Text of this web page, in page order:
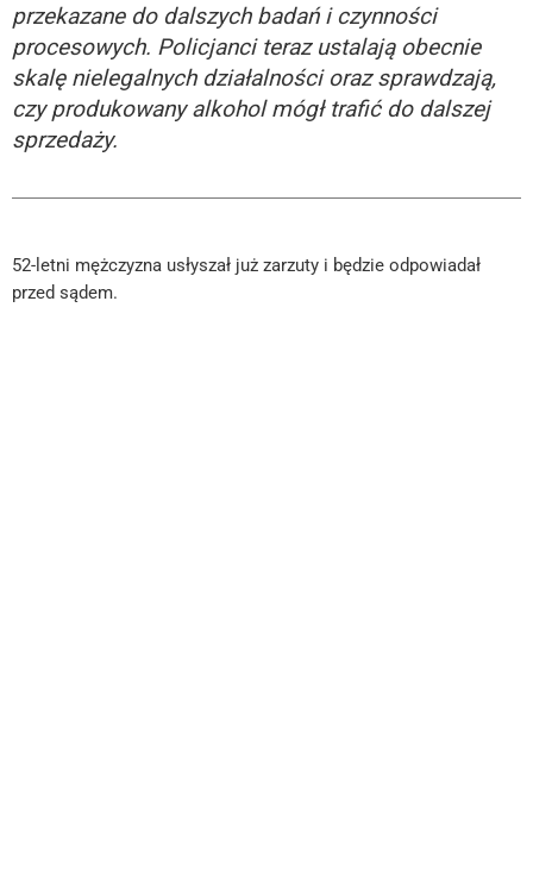
przekazane do dalszych badań i czynności
procesowych. Policjanci teraz ustalają obecnie
skalę nielegalnych działalności oraz sprawdzają,
czy produkowany alkohol mógł trafić do dalszej
sprzedaży.
52-letni mężczyzna usłyszał już zarzuty i będzie odpowiadał
przed sądem.